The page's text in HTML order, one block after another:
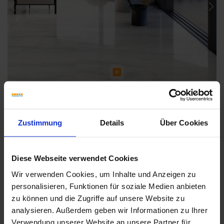
Zustimmung Details Über Cookies
Diese Webseite verwendet Cookies
Wir verwenden Cookies, um Inhalte und Anzeigen zu
personalisieren, Funktionen für soziale Medien anbieten
zu können und die Zugriffe auf unsere Website zu
analysieren. Außerdem geben wir Informationen zu Ihrer
Verwendung unserer Website an unsere Partner für
Previous
Weitere Serien von Sant Agostino
Fliesenkleber